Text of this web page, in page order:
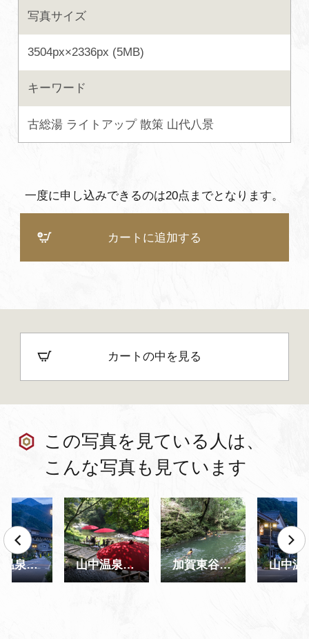
写真サイズ
3504px×2336px (5MB)
キーワード
古総湯 ライトアップ 散策 山代八景
一度に申し込みできるのは20点までとなります。
カートに追加する
カートの中を見る
この写真を見ている人は、
こんな写真も見ています
山中温泉 ゆげ街道 山中温泉 鶴仙渓 川床 加賀東谷地区 川遊び